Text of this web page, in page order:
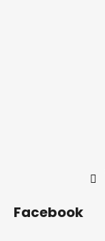
Facebook